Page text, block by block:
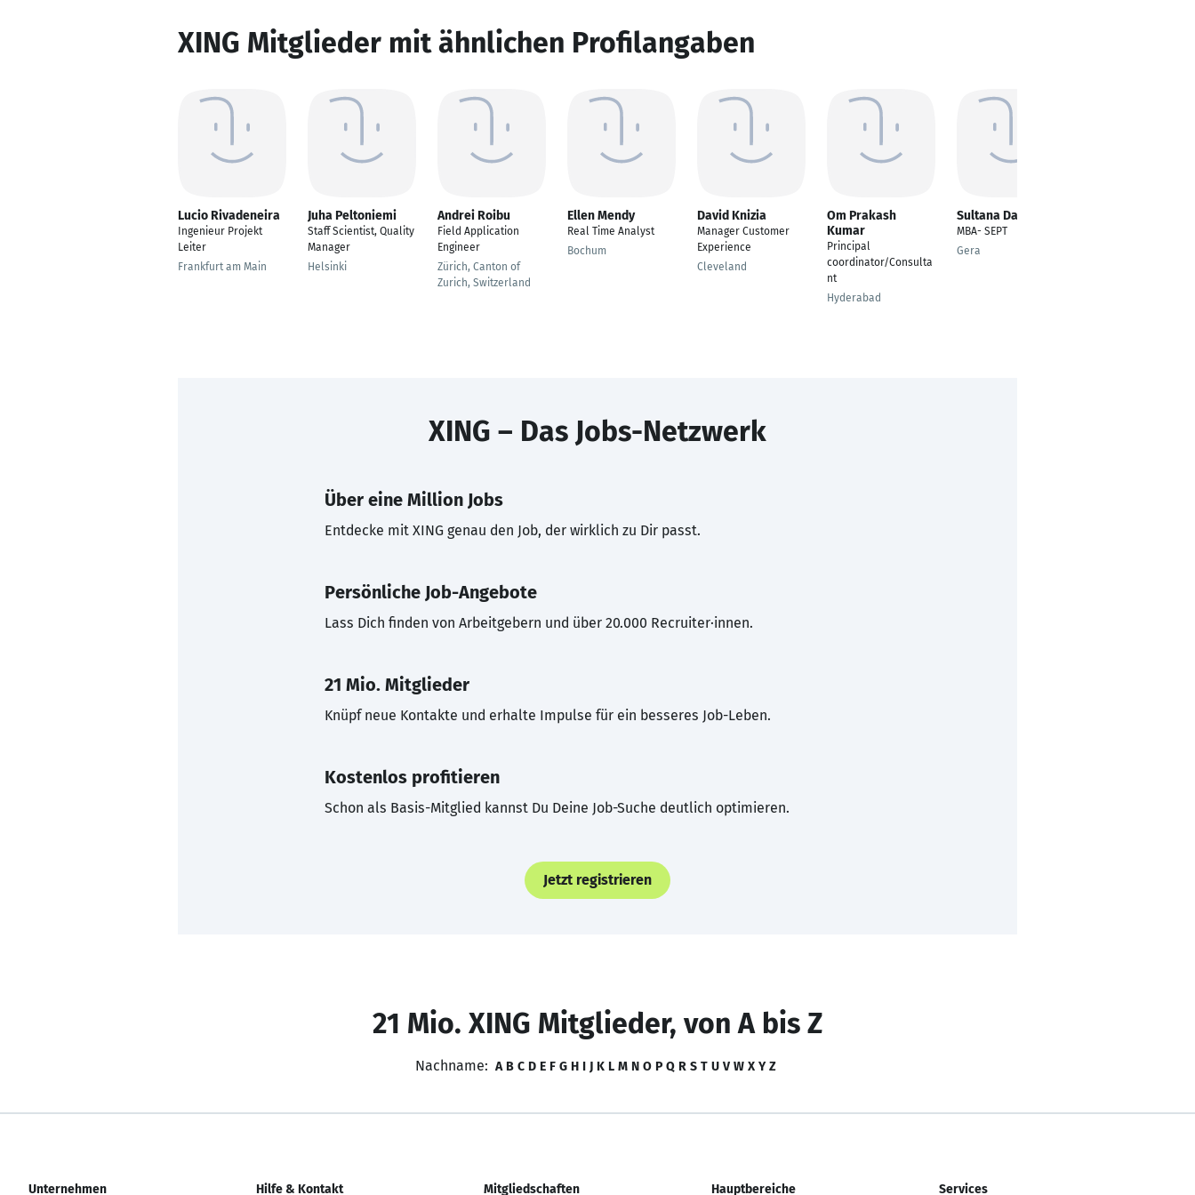
XING Mitglieder mit ähnlichen Profilangaben
Lucio Rivadeneira
Ingenieur Projekt
Leiter
Frankfurt am Main
Juha Peltoniemi
Staff Scientist, Quality
Manager
Helsinki
Andrei Roibu
Field Application
Engineer
Zürich, Canton of
Zurich, Switzerland
Ellen Mendy
Real Time Analyst
Bochum
David Knizia
Manager Customer
Experience
Cleveland
Om Prakash
Kumar
Principal
coordinator/Consulta
nt
Hyderabad
Sultana Daliri
MBA- SEPT
Gera
XING – Das Jobs-Netzwerk
Über eine Million Jobs
Entdecke mit XING genau den Job, der wirklich zu Dir passt.
Persönliche Job-Angebote
Lass Dich finden von Arbeitgebern und über 20.000 Recruiter·innen.
21 Mio. Mitglieder
Knüpf neue Kontakte und erhalte Impulse für ein besseres Job-Leben.
Kostenlos profitieren
Schon als Basis-Mitglied kannst Du Deine Job-Suche deutlich optimieren.
Jetzt registrieren
21 Mio. XING Mitglieder, von A bis Z
Nachname: A B C D E F G H I J K L M N O P Q R S T U V W X Y Z
Unternehmen Hilfe & Kontakt Mitgliedschaften Hauptbereiche Services